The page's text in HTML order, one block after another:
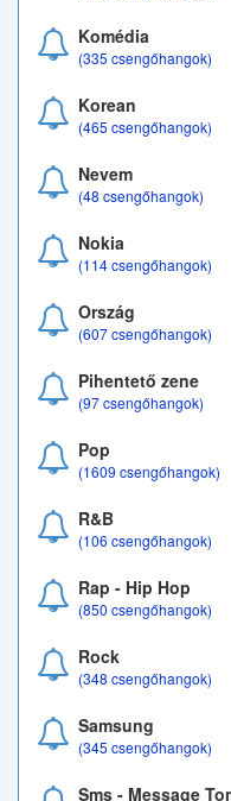
Komédia
(335 csengőhangok)
Korean
(465 csengőhangok)
Nevem
(48 csengőhangok)
Nokia
(114 csengőhangok)
Ország
(607 csengőhangok)
Pihentető zene
(97 csengőhangok)
Pop
(1609 csengőhangok)
R&B
(106 csengőhangok)
Rap - Hip Hop
(850 csengőhangok)
Rock
(348 csengőhangok)
Samsung
(345 csengőhangok)
Sms - Message